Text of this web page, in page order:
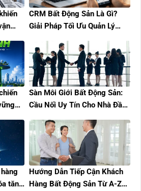
CRM Bất Động Sản Là Gì?
Giải Pháp Tối Ưu Quản Lý
Doanh Thu
Sàn Môi Giới Bất Động Sản:
Cầu Nối Uy Tín Cho Nhà Đầu
tăng
Hướng Dẫn Tiếp Cận Khách
Hàng Bất Động Sản Từ A-Z